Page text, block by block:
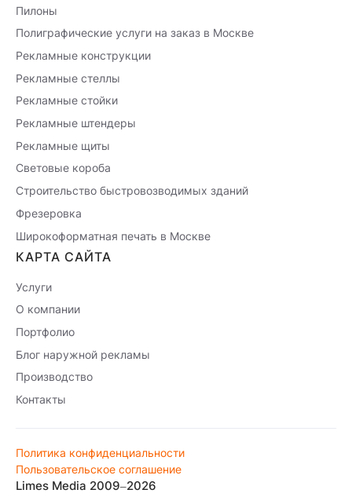
Пилоны
Полиграфические услуги на заказ в Москве
Рекламные конструкции
Рекламные стеллы
Рекламные стойки
Рекламные штендеры
Рекламные щиты
Световые короба
Строительство быстровозводимых зданий
Фрезеровка
Широкоформатная печать в Москве
КАРТА САЙТА
Услуги
О компании
Портфолио
Блог наружной рекламы
Производство
Контакты
Limes Media 2009–2026
Политика конфиденциальности
Пользовательское соглашение